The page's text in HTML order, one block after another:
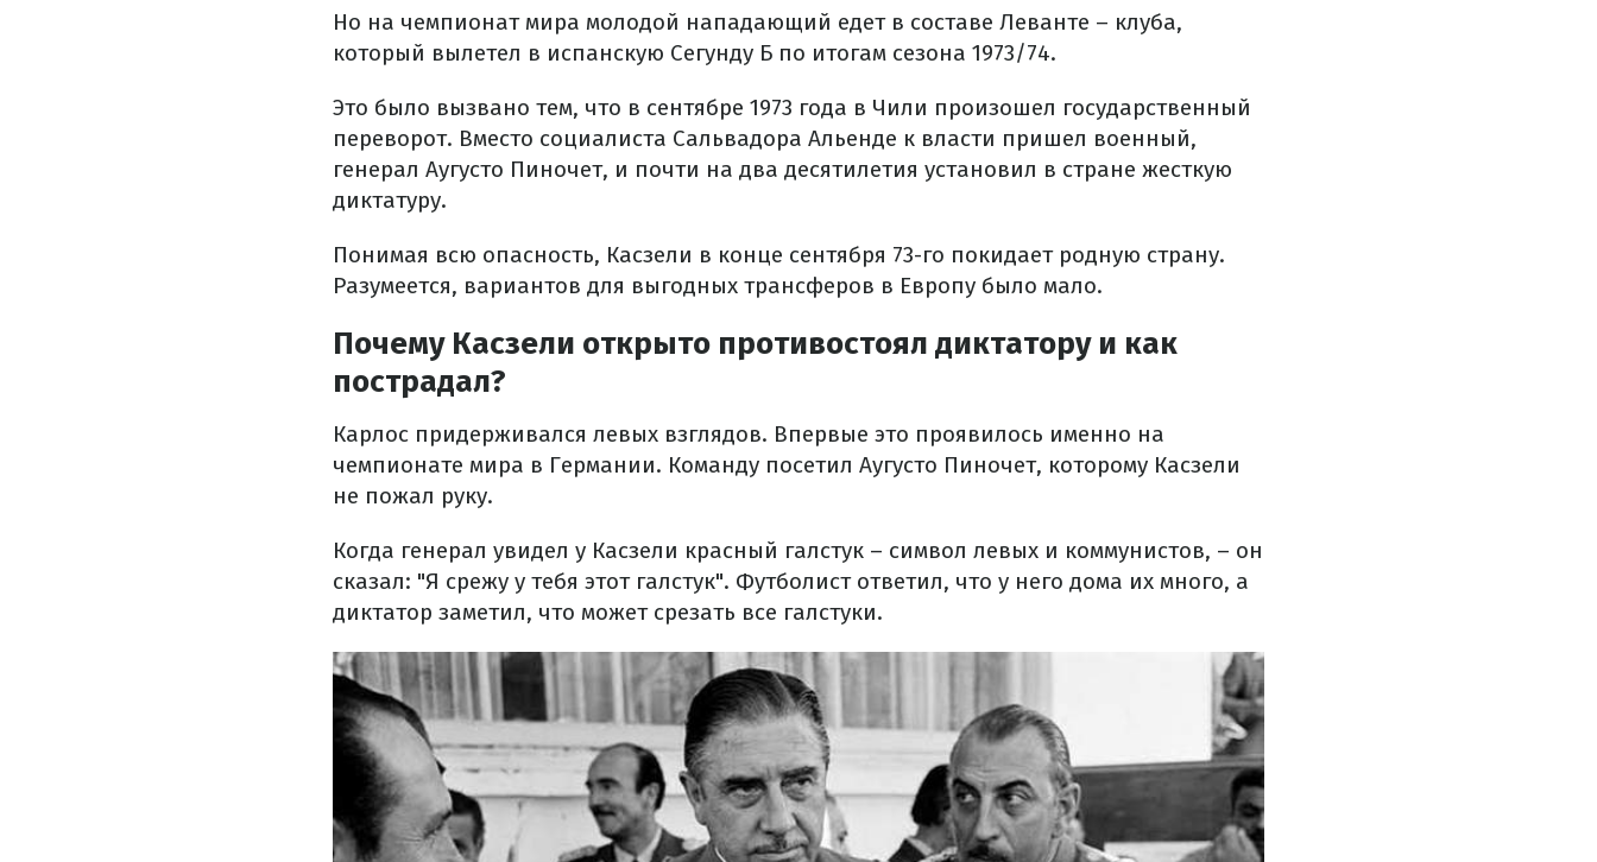
Но на чемпионат мира молодой нападающий едет в составе Леванте – клуба,
который вылетел в испанскую Сегунду Б по итогам сезона 1973/74.
Это было вызвано тем, что в сентябре 1973 года в Чили произошел государственный
переворот. Вместо социалиста Сальвадора Альенде к власти пришел военный,
генерал Аугусто Пиночет, и почти на два десятилетия установил в стране жесткую
диктатуру.
Понимая всю опасность, Касзели в конце сентября 73-го покидает родную страну.
Разумеется, вариантов для выгодных трансферов в Европу было мало.
Почему Касзели открыто противостоял диктатору и как
пострадал?
Карлос придерживался левых взглядов. Впервые это проявилось именно на
чемпионате мира в Германии. Команду посетил Аугусто Пиночет, которому Касзели
не пожал руку.
Когда генерал увидел у Касзели красный галстук – символ левых и коммунистов, – он
сказал: "Я срежу у тебя этот галстук". Футболист ответил, что у него дома их много, а
диктатор заметил, что может срезать все галстуки.